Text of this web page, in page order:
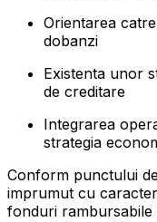
Orientarea
dobanzi
Existenta unor
de creditare
Integrarea
strategia
Conform punctului
imprumut cu
fonduri